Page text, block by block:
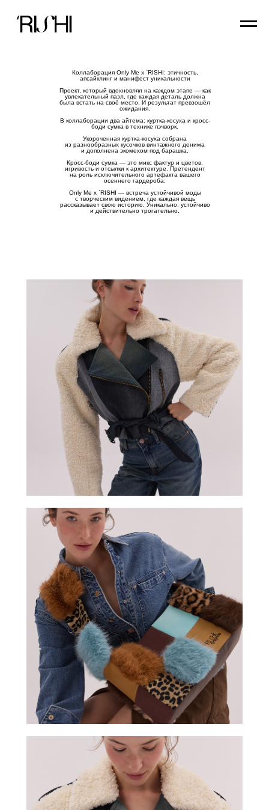
Коллаборация Only Me x `RISHI: этичность,
апсайклинг и манифест уникальности
Проект, который вдохновлял на каждом этапе — как
увлекательный пазл, где каждая деталь должна
была встать на своё место. И результат превзошёл
ожидания.
В коллаборации два айтема: куртка-косуха и кросс-
боди сумка в технике пэчворк.
Укороченная куртка-косуха собрана
из разнообразных кусочков винтажного денима
и дополнена экомехом под барашка.
Кросс-боди сумка — это микс фактур и цветов,
игривость и отсылки к архитектуре. Претендент
на роль исключительного артефакта вашего
осеннего гардероба.
Only Me x `RISHI — встреча устойчивой моды
с творческим видением, где каждая вещь
рассказывает свою историю. Уникально, устойчиво
и действительно трогательно.